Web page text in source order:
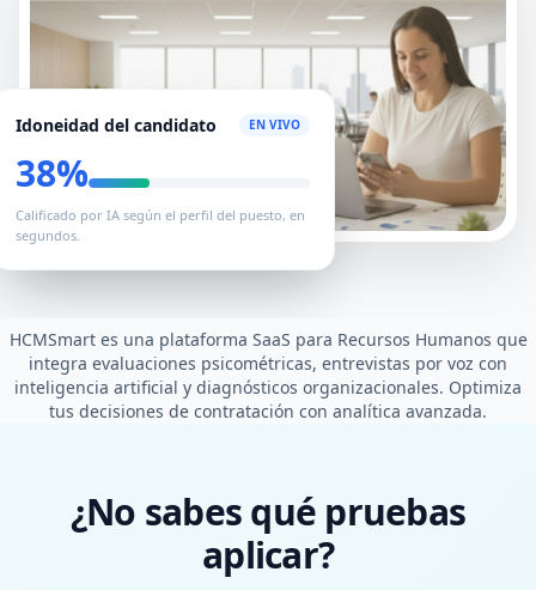
Idoneidad del candidato EN VIVO
80%
Calificado por IA según el perfil del puesto, en
segundos.
HCMSmart es una plataforma SaaS para Recursos Humanos que
integra evaluaciones psicométricas, entrevistas por voz con
inteligencia artificial y diagnósticos organizacionales. Optimiza
tus decisiones de contratación con analítica avanzada.
¿No sabes qué pruebas
aplicar?